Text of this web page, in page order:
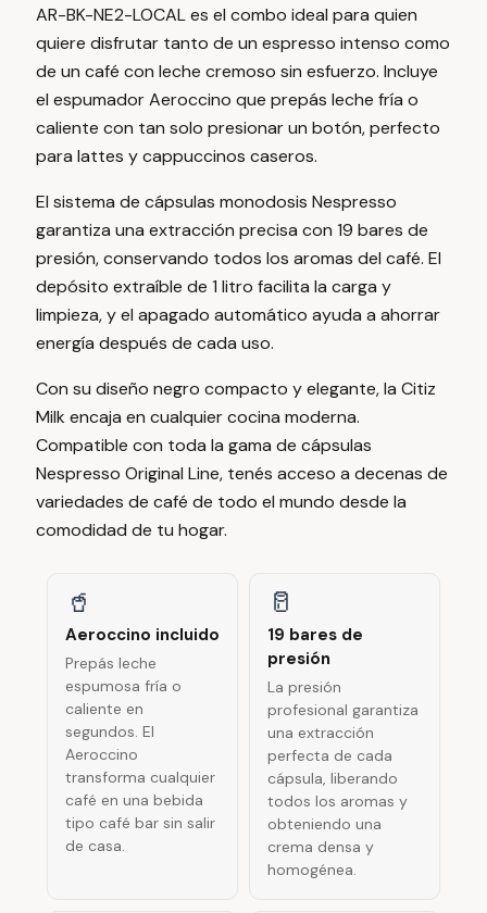
AR-BK-NE2-LOCAL es el combo ideal para quien
quiere disfrutar tanto de un espresso intenso como
de un café con leche cremoso sin esfuerzo. Incluye
el espumador Aeroccino que prepás leche fría o
caliente con tan solo presionar un botón, perfecto
para lattes y cappuccinos caseros.
El sistema de cápsulas monodosis Nespresso
garantiza una extracción precisa con 19 bares de
presión, conservando todos los aromas del café. El
depósito extraíble de 1 litro facilita la carga y
limpieza, y el apagado automático ayuda a ahorrar
energía después de cada uso.
Con su diseño negro compacto y elegante, la Citiz
Milk encaja en cualquier cocina moderna.
Compatible con toda la gama de cápsulas
Nespresso Original Line, tenés acceso a decenas de
variedades de café de todo el mundo desde la
comodidad de tu hogar.
🥤
Aeroccino incluido
Prepás leche
espumosa fría o
caliente en
segundos. El
Aeroccino
transforma cualquier
café en una bebida
tipo café bar sin salir
de casa.
🥛
19 bares de
presión
La presión
profesional garantiza
una extracción
perfecta de cada
cápsula, liberando
todos los aromas y
obteniendo una
crema densa y
homogénea.